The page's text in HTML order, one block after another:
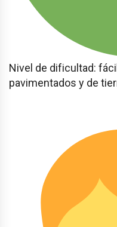
Nivel de dificultad:
pavimentados y de